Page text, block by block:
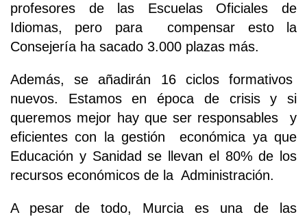
profesores de las Escuelas Oficiales de
Idiomas, pero para compensar esto la
Consejería ha sacado 3.000 plazas más.
Además, se añadirán 16 ciclos formativos
nuevos. Estamos en época de crisis y si
queremos mejor hay que ser responsables y
eficientes con la gestión económica ya que
Educación y Sanidad se llevan el 80% de los
recursos económicos de la Administración.
A pesar de todo, Murcia es una de las